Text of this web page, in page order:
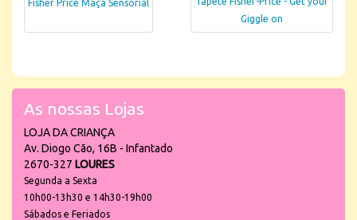
Fisher Price Maça Sensorial
Giggle on
As nossas Lojas
LOJA DA CRIANÇA
Av. Diogo Cão, 16B - Infantado
2670-327 LOURES
Segunda a Sexta
10h00-13h30 e 14h30-19h00
Sábados e Feriados